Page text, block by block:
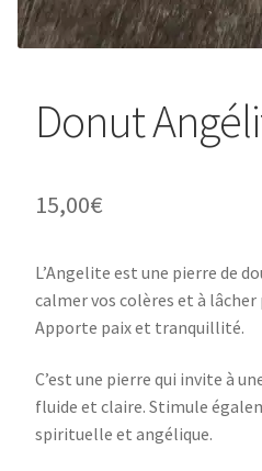
Donut
15,00€
L’Angelite est une pierre de
calmer vos colères et à lâcher
Apporte paix et tranquillité.
C’est une pierre qui invite à
fluide et claire. Stimule
spirituelle et angélique.